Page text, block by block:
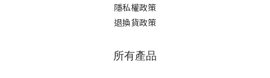
隱私權政策
退換貨政策
所有產品